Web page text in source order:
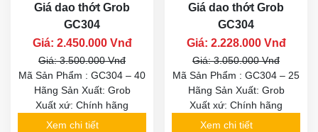
Giá dao thớt Grob
GC304
Giá: 2.450.000 Vnđ
Giá: 3.500.000 Vnđ
Mã Sản Phẩm : GC304 – 40
Hãng Sản Xuất: Grob
Xuất xứ: Chính hãng
Xem chi tiết
Giá dao thớt Grob
GC304
Giá: 2.228.000 Vnđ
Giá: 3.050.000 Vnđ
Mã Sản Phẩm : GC304 – 25
Hãng Sản Xuất: Grob
Xuất xứ: Chính hãng
Xem chi tiết